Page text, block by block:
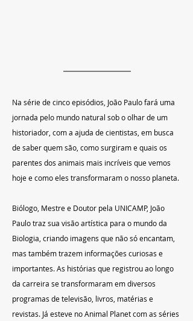
Na série de cinco episódios, João Paulo fará uma
jornada pelo mundo natural sob o olhar de um
historiador, com a ajuda de cientistas, em busca
de saber quem são, como surgiram e quais os
parentes dos animais mais incríveis que vemos
hoje e como eles transformaram o nosso planeta.
Biólogo, Mestre e Doutor pela UNICAMP, João
Paulo traz sua visão artística para o mundo da
Biologia, criando imagens que não só encantam,
mas também trazem informações curiosas e
importantes. As histórias que registrou ao longo
da carreira se transformaram em diversos
programas de televisão, livros, matérias e
revistas. Já esteve no Animal Planet com as séries